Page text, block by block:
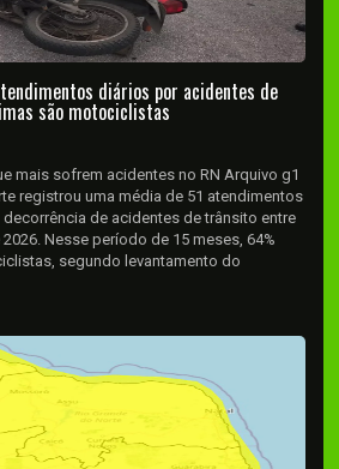
diários por acidentes de
são motociclistas
mais sofrem acidentes no RN Arquivo g1
registrou uma média de 51 atendimentos
de acidentes de trânsito entre
Nesse período de 15 meses, 64%
segundo levantamento do